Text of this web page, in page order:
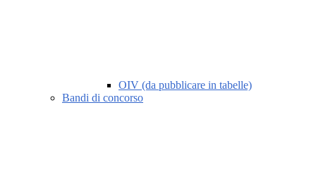
OIV (da pubblicare in tabelle)
Bandi di concorso